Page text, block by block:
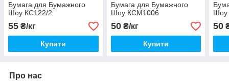
Бумага для Бумажного
Шоу КС122/2
55 ₴/кг
Купити
Бумага для Бумажного
Шоу КСМ1006
50₴/кг
Купити
Шоу
50
Про нас